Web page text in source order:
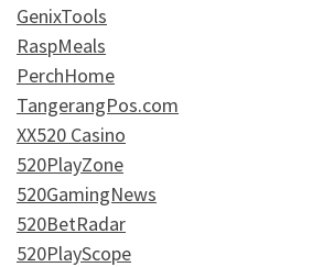
GenixTools
RaspMeals
PerchHome
TangerangPos.com
XX520 Casino
520PlayZone
520GamingNews
520BetRadar
520PlayScope